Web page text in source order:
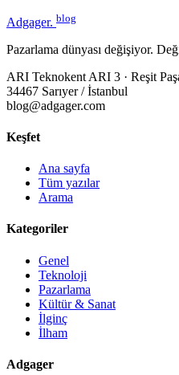
Adgager. blog
Pazarlama dünyası değişiyor.
ARI Teknokent ARI 3 · Reşit
34467 Sarıyer / İstanbul
blog@adgager.com
Keşfet
Ana sayfa
Tüm yazılar
Arama
Kategoriler
Genel
Teknoloji
Pazarlama
Kültür & Sanat
İlginç
İlham
Adgager